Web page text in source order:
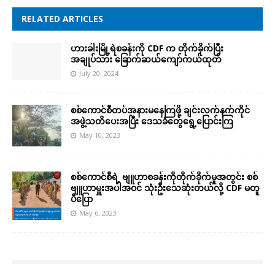
RELATED ARTICLES
ဟားခါးမြို့ရဲစခန်းကို CDF က တိုက်ခိုက်ပြီး
အချုပ်သား ခြောက်ဆယ်ကျော်ကယ်ထုတ်
July 20, 2024
စစ်ကောင်စီတပ်အနားမနေကြဖို့ ချင်းလက်နက်ကိုင်
အဖွဲ့သတိပေးအပြီး ဒေသခံတွေရွေ့ပြောင်းကြ
May 10, 2023
စစ်ကောင်စီရဲ့ ဗျူဟာစခန်းကိုတိုက်ခိုက်မှုအတွင်း စစ်
ဗျူဟာမှူးအပါအဝင် သုံးဦးသေဆုံးတယ်လို့ CDF မတူ
ပီပြော
May 6, 2023